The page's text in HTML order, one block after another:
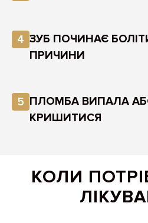
4 ЗУБ ПОЧИНАЄ
ПРИЧИНИ
5 ПЛОМБА ВИПАЛА
КРИШИТИСЯ
КОЛИ